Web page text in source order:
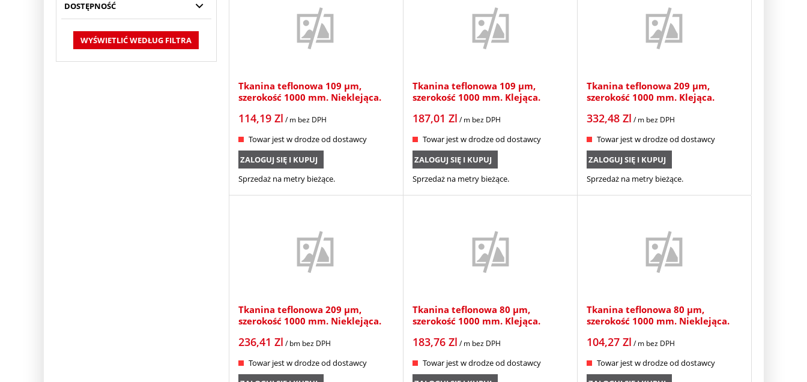
DOSTĘPNOŚĆ
WYŚWIETLIĆ WEDŁUG FILTRA
Tkanina teflonowa 109 µm,
szerokość 1000 mm. Nieklejąca.
114,19Zl / m bez DPH
Towar jest w drodze od dostawcy
ZALOGUJ SIĘ I KUPUJ
Sprzedaż na metry bieżące.
Tkanina teflonowa 109 µm,
szerokość 1000 mm. Klejąca.
187,01 Zl / m bez DPH
Towar jest w drodze od dostawcy
ZALOGUJ SIĘ I KUPUJ
Sprzedaż na metry bieżące.
Tkanina teflonowa 209 µm,
szerokość 1000 mm. Klejąca.
332,48 Zl / m bez DPH
Towar jest w drodze od dostawcy
ZALOGUJ SIĘ I KUPUJ
Sprzedaż na metry bieżące.
Tkanina teflonowa 209 µm,
szerokość 1000 mm. Nieklejąca.
236,41 Zl / bm bez DPH
Towar jest w drodze od dostawcy
Tkanina teflonowa 80 µm,
szerokość 1000 mm. Klejąca.
183,76Zl / m bez DPH
Towar jest w drodze od dostawcy
Tkanina teflonowa 80 µm,
szerokość 1000 mm. Nieklejąca.
104,27 Zl / m bez DPH
Towar jest w drodze od dostawcy